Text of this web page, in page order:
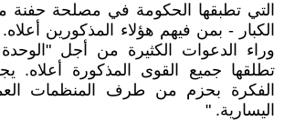
التي تطبقها الحكومة في مصلحة حفنة
الكبار - بمن فيهم هؤلاء المذكورين
وراء الدعوات الكثيرة من أجل "الوحدة
تطلقها جميع القوى المذكورة
الفكرة بحزم من طرف المنظمات
اليسارية. "